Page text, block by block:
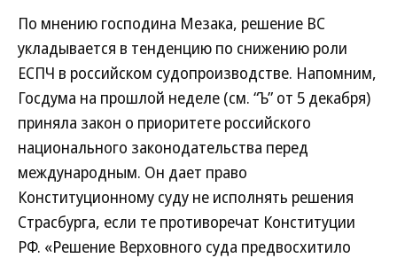
По мнению господина Мезака, решение ВС
укладывается в тенденцию по снижению роли
ЕСПЧ в российском судопроизводстве. Напомним,
Госдума на прошлой неделе (см. “Ъ” от 5 декабря)
приняла закон о приоритете российского
национального законодательства перед
международным. Он дает право
Конституционному суду не исполнять решения
Страсбурга, если те противоречат Конституции
РФ. «Решение Верховного суда предвосхитило